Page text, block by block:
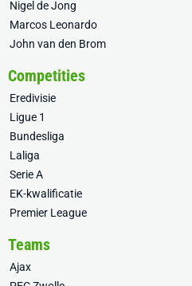
Nigel de Jong
Marcos Leonardo
John van den Brom
Competities
Eredivisie
Ligue 1
Bundesliga
Laliga
Serie A
EK-kwalificatie
Premier League
Teams
Ajax